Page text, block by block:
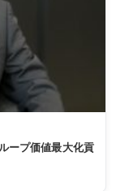
ープ価値最大化貢